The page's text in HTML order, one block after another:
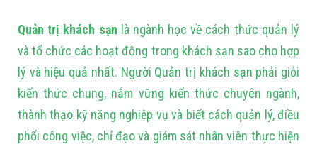
Quản trị khách sạn là ngành học về cách thức quản lý
và tổ chức các hoạt động trong khách sạn sao cho hợp
lý và hiệu quả nhất. Người Quản trị khách sạn phải giỏi
kiến thức chung, nắm vững kiến thức chuyên ngành,
thành thạo kỹ năng nghiệp vụ và biết cách quản lý, điều
phối công việc, chỉ đạo và giám sát nhân viên thực hiện